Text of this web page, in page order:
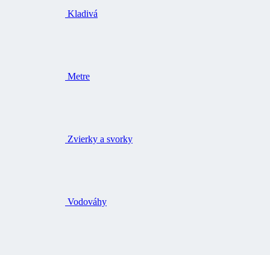
Kladivá
Metre
Zvierky a svorky
Vodováhy